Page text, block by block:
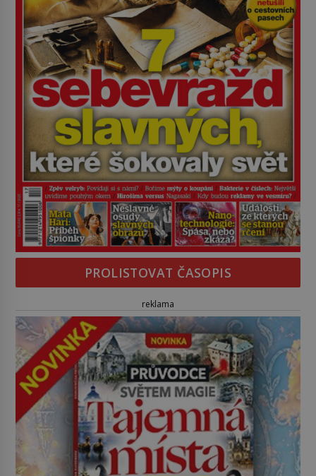
PROLISTOVAT ČASOPIS
reklama